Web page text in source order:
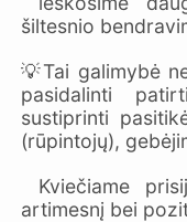
šiltesnio
💡Tai galimybė
pasidalinti
sustiprinti
(rūpintojų),
Kviečiame
artimesnį bei